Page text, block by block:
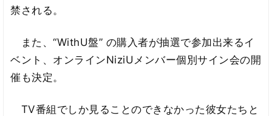
禁される。
また、“WithU盤” の購入者が抽選で参加出来るイ
ベント、オンラインNiziUメンバー個別サイン会の開
催も決定。
TV番組でしか見ることのできなかった彼女たちと